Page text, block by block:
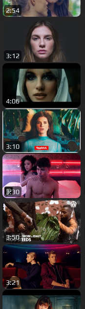
2:54
3:12
4:06
3:10
3:30
3:50
3:21